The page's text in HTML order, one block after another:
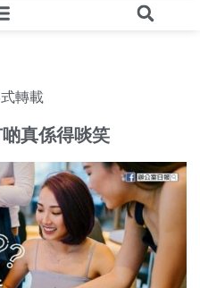
轉載
真係得啖笑